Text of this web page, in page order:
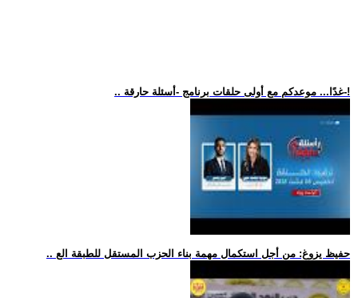
.. غدًا... موعدكم مع أولى حلقات برنامج -أسئلة حارقة-!
.. حفيظ يزوغ: من أجل استكمال مهمة بناء الحزب المستقل للطبقة الع